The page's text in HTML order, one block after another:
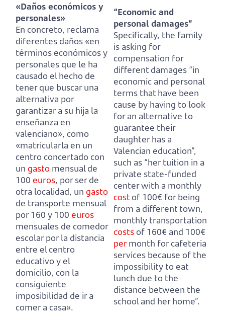
«Daños económicos y
personales»
En concreto, reclama
diferentes daños «en
términos económicos y
personales que le ha
causado el hecho de
tener que buscar una
alternativa por
garantizar a su hija la
enseñanza en
valenciano», como
«matricularla en un
centro concertado con
un gasto mensual de
100 euros, por ser de
otra localidad, un gasto
de transporte mensual
por 160 y 100 euros
mensuales de comedor
escolar por la distancia
entre el centro
educativo y el
domicilio, con la
consiguiente
imposibilidad de ir a
comer a casa».
“Economic and
personal damages”
Specifically, the family
is asking for
compensation for
different damages “in
economic and personal
terms that have been
cause by having to look
for an alternative to
guarantee their
daughter has a
Valencian education”,
such as “her tuition in a
private state-funded
center with a monthly
costof 100€ for being
from a different town,
monthly transportation
costsof 160€ and 100€
permonth for cafeteria
services because of the
impossibility to eat
lunch due to the
distance between the
school and her home”.